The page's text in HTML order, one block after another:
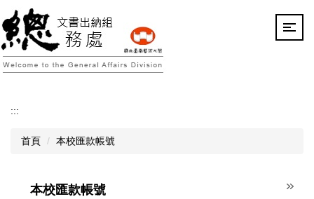
跳
到
主
要
內
:::
首頁 本校匯款帳號
本校匯款帳號